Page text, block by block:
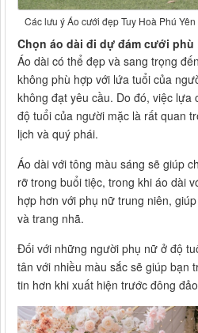
Các lưu ý Áo cưới đẹp Tuy Hoà Phú
Chọn áo dài đi dự đám cưới
Áo dài có thể đẹp và sang trọng
không phù hợp với lứa tuổi của
không đạt yêu cầu. Do đó, việc
độ tuổi của người mặc là rất quan
lịch và quý phái.
Áo dài với tông màu sáng sẽ giúp
rỡ trong buổi tiệc, trong khi áo dài
hợp hơn với phụ nữ trung niên,
và trang nhã.
Đối với những người phụ nữ ở độ
tân với nhiều màu sắc sẽ giúp bạn
tin hơn khi xuất hiện trước đông